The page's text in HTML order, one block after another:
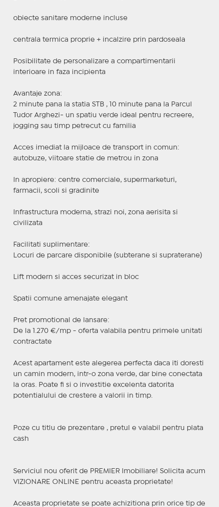
obiecte sanitare moderne incluse
centrala termica proprie + incalzire prin pardoseala
Posibilitate de personalizare a compartimentarii
interioare in faza incipienta
Avantaje zona:
2 minute pana la statia STB , 10 minute pana la Parcul
Tudor Arghezi- un spatiu verde ideal pentru recreere,
jogging sau timp petrecut cu familia
Acces imediat la mijloace de transport in comun:
autobuze, viitoare statie de metrou in zona
In apropiere: centre comerciale, supermarketuri,
farmacii, scoli si gradinite
Infrastructura moderna, strazi noi, zona aerisita si
civilizata
Facilitati suplimentare:
Locuri de parcare disponibile (subterane si supraterane)
Lift modern si acces securizat in bloc
Spatii comune amenajate elegant
Pret promotional de lansare:
De la 1.270 €/mp - oferta valabila pentru primele unitati
contractate
Acest apartament este alegerea perfecta daca iti doresti
un camin modern, intr-o zona verde, dar bine conectata
la oras. Poate fi si o investitie excelenta datorita
potentialului de crestere a valorii in timp.
Poze cu titlu de prezentare , pretul e valabil pentru plata
cash
Serviciul nou oferit de PREMIER Imobiliare! Solicita acum
VIZIONARE ONLINE pentru aceasta proprietate!
Aceasta proprietate se poate achizitiona prin orice tip de